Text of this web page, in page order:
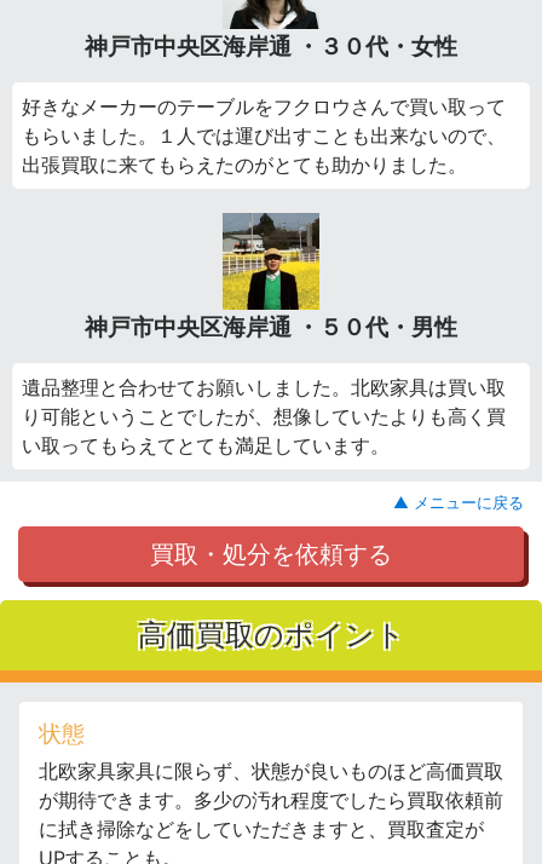
神戸市中央区海岸通 ・３０代・女性
好きなメーカーのテーブルをフクロウさんで買い取って
もらいました。１人では運び出すことも出来ないので、
出張買取に来てもらえたのがとても助かりました。
神戸市中央区海岸通 ・５０代・男性
遺品整理と合わせてお願いしました。北欧家具は買い取
り可能ということでしたが、想像していたよりも高く買
い取ってもらえてとても満足しています。
▲ メニューに戻る
買取・処分を依頼する
高価買取のポイント
状態
北欧家具家具に限らず、状態が良いものほど高価買取
が期待できます。多少の汚れ程度でしたら買取依頼前
に拭き掃除などをしていただきますと、買取査定が
UPすることも。